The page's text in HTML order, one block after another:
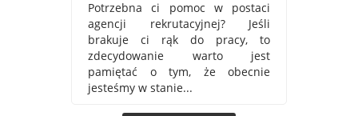
Potrzebna ci pomoc w postaci
agencji rekrutacyjnej? Jeśli
brakuje ci rąk do pracy, to
zdecydowanie warto jest
pamiętać o tym, że obecnie
jesteśmy w stanie...